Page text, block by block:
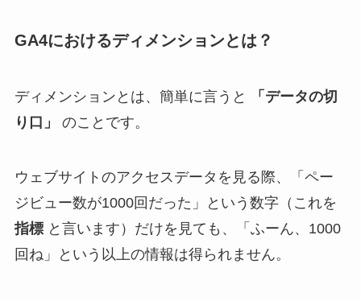
GA4におけるディメンションとは？
ディメンションとは、簡単に言うと
「データの切
り口」
のことです。
ウェブサイトのアクセスデータを見る際、「ペー
ジビュー数が1000回だった」という数字（これを
指標と言います）だけを見ても、「ふーん、1000
回ね」という以上の情報は得られません。